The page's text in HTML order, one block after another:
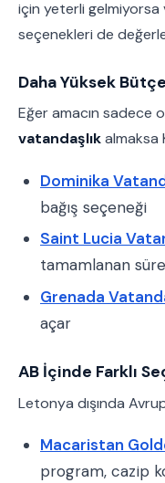
için yeterli gelmiyorsa
seçenekleri de
Daha Yüksek
Eğer amacın sadece
vatandaşlıkalmaksa
Dominika
bağış seçeneği
Saint Lucia
tamamlanan
Grenada
açar
AB İçinde Farklı
Letonya dışında
Macaristan
program, cazip